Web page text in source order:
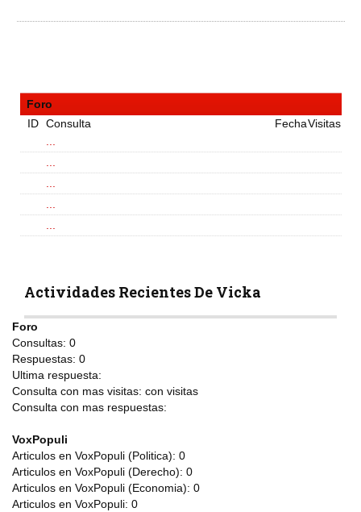
Foro
ID Consulta FechaVisitas
Actividades Recientes De Vicka
Foro
Consultas: 0
Respuestas: 0
Ultima respuesta:
Consulta con mas visitas: con visitas
Consulta con mas respuestas:
VoxPopuli
Articulos en VoxPopuli (Politica): 0
Articulos en VoxPopuli (Derecho): 0
Articulos en VoxPopuli (Economia): 0
Articulos en VoxPopuli: 0